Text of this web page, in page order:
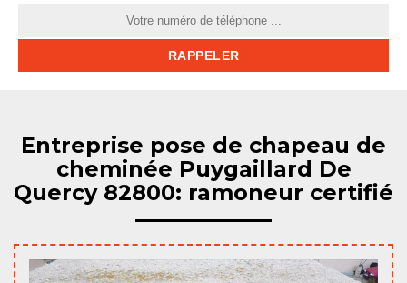
Entreprise pose de chapeau de
cheminée Puygaillard De
Quercy 82800: ramoneur certifié